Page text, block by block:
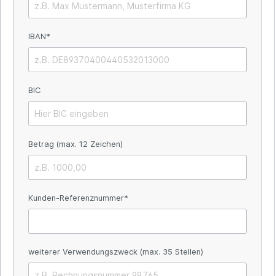
IBAN*
BIC
Betrag (max. 12 Zeichen)
Kunden-Referenznummer*
weiterer Verwendungszweck (max. 35 Stellen)